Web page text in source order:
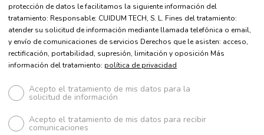
protección de datos le facilitamos la siguiente información del
tratamiento: Responsable: CUIDUM TECH, S. L. Fines del tratamiento:
atender su solicitud de información mediante llamada telefónica o email,
y envío de comunicaciones de servicios Derechos que le asisten: acceso,
rectificación, portabilidad, supresión, limitación y oposición Más
información del tratamiento: política de privacidad
Acepto el tratamiento de mis datos para la
solicitud de información
Acepto el tratamiento de mis datos para recibir
comunicaciones